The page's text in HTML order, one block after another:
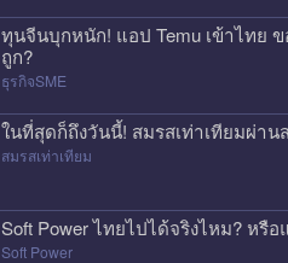
ทุนจีนบุกหนัก! แอป Temu เข้าไทย
ถูก?
ธุรกิจSME
ในที่สุดก็ถึงวันนี้! สมรสเท่าเทียมผ่า
สมรสเท่าเทียม
Soft Power ไทยไปได้จริงไหม? ห
Soft Power